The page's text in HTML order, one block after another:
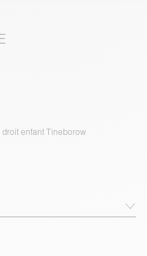
droit enfant Tineborow